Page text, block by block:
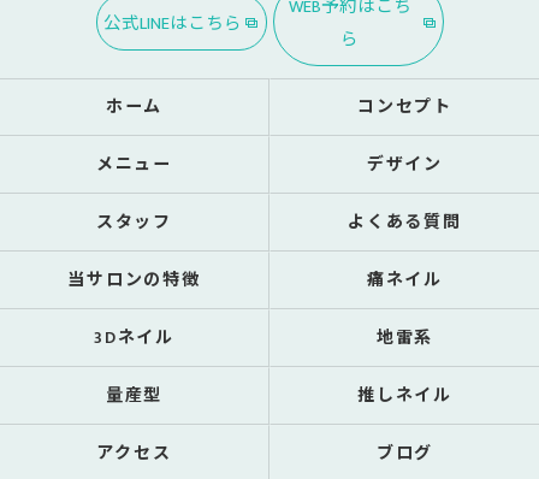
公式LINEはこちら
WEB予約はこち
ら
ホーム コンセプト
メニュー デザイン
スタッフ よくある質問
当サロンの特徴 痛ネイル
3Dネイル 地雷系
量産型 推しネイル
アクセス ブログ